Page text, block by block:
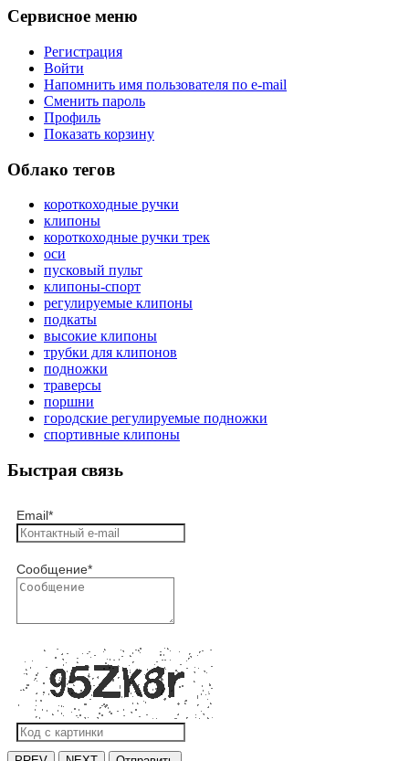
Сервисное меню
Регистрация
Войти
Напомнить имя пользователя по e-mail
Сменить пароль
Профиль
Показать корзину
Облако тегов
короткоходные ручки
клипоны
короткоходные ручки трек
оси
пусковый пульт
клипоны-спорт
регулируемые клипоны
подкаты
высокие клипоны
трубки для клипонов
подножки
траверсы
поршни
городские регулируемые подножки
спортивные клипоны
Быстрая связь
Email*
Сообщение*